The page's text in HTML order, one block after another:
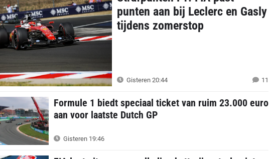
punten aan bij Leclerc en Gasly
tijdens zomerstop
Gisteren 20:44 11
Formule 1 biedt speciaal ticket van ruim 23.000 euro
aan voor laatste Dutch GP
Gisteren 19:46